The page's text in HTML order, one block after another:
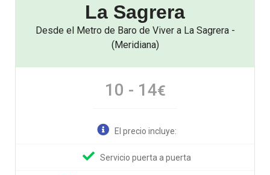
La Sagrera
Desde el Metro de Baro de Viver a La Sagrera -
(Meridiana)
10 - 14€
El precio incluye:
Servicio puerta a puerta